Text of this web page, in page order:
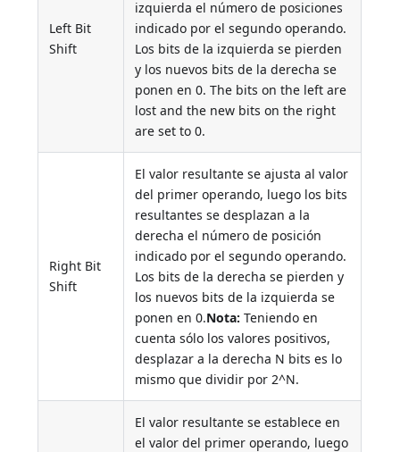
Left Bit
Shift
izquierda el número de posiciones
indicado por el segundo operando.
Los bits de la izquierda se pierden
y los nuevos bits de la derecha se
ponen en 0. The bits on the left are
lost and the new bits on the right
are set to 0.
Right Bit
Shift
El valor resultante se ajusta al valor
del primer operando, luego los bits
resultantes se desplazan a la
derecha el número de posición
indicado por el segundo operando.
Los bits de la derecha se pierden y
los nuevos bits de la izquierda se
ponen en 0.Nota: Teniendo en
cuenta sólo los valores positivos,
desplazar a la derecha N bits es lo
mismo que dividir por 2^N.
El valor resultante se establece en
el valor del primer operando, luego